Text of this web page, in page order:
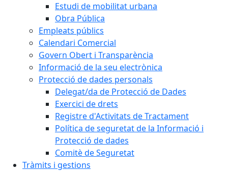
Estudi de mobilitat urbana
Obra Pública
Empleats públics
Calendari Comercial
Govern Obert i Transparència
Informació de la seu electrònica
Protecció de dades personals
Delegat/da de Protecció de Dades
Exercici de drets
Registre d'Activitats de Tractament
Política de seguretat de la Informació i
Protecció de dades
Comitè de Seguretat
Tràmits i gestions